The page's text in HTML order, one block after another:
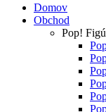
Domov
Obchod
Pop!